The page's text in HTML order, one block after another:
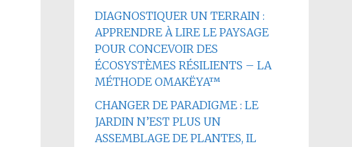
DIAGNOSTIQUER UN TERRAIN :
APPRENDRE À LIRE LE PAYSAGE
POUR CONCEVOIR DES
ÉCOSYSTÈMES RÉSILIENTS – LA
MÉTHODE OMAKËYA™
CHANGER DE PARADIGME : LE
JARDIN N’EST PLUS UN
ASSEMBLAGE DE PLANTES, IL